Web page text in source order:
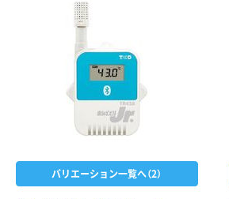
バリエーション一覧へ（2）